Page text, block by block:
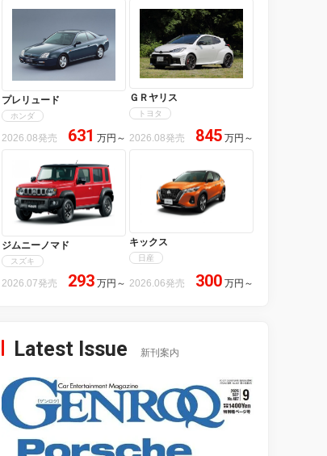
プレリュード
ホンダ
2026.08発売 631 万円 ～
ＧＲヤリス
トヨタ
2026.08発売 845 万円 ～
ジムニーノマド
スズキ
2026.07発売 293 万円 ～
キックス
日産
2026.06発売 300 万円 ～
Latest Issue 新刊案内